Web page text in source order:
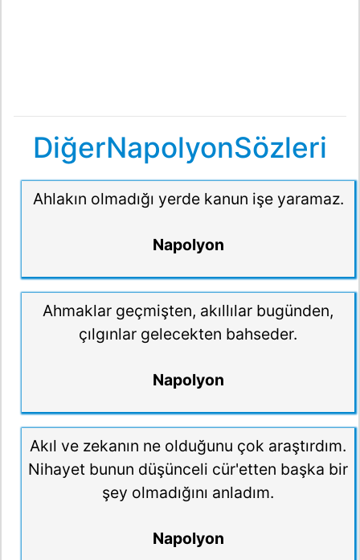
DiğerNapolyonSözleri
Ahlakın olmadığı yerde kanun işe yaramaz.
Napolyon
Ahmaklar geçmişten, akıllılar bugünden,
çılgınlar gelecekten bahseder.
Napolyon
Akıl ve zekanın ne olduğunu çok araştırdım.
Nihayet bunun düşünceli cür'etten başka bir
şey olmadığını anladım.
Napolyon